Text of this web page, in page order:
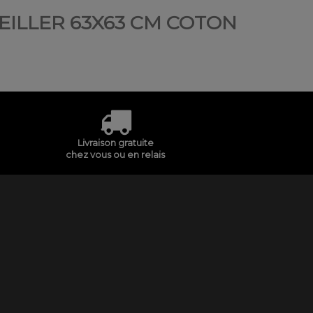
63X63 CM COTON
Livraison gratuite
chez vous ou en relais